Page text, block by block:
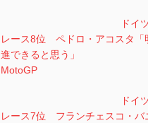
ドイ
レース8位 ペドロ・アコスタ「
進できると思う」
MotoGP
ドイ
レース7位 フランチェスコ・バ